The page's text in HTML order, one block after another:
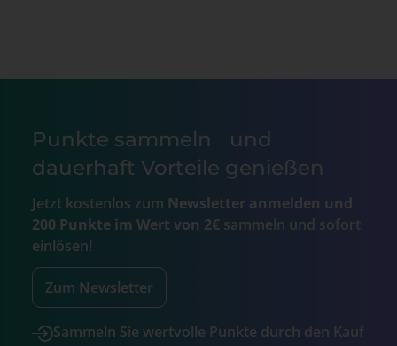
Punkte sammeln und
dauerhaft Vorteile genießen
Jetzt kostenlos zum Newsletter anmelden und
200 Punkte im Wert von 2€ sammeln und sofort
einlösen!
Zum Newsletter
Sammeln Sie wertvolle Punkte durch den Kauf